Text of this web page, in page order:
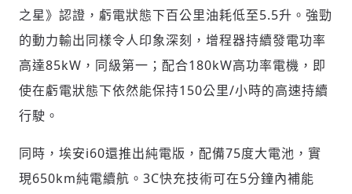
之星》認證，虧電狀態下百公里油耗低至5.5升。強勁
的動力輸出同樣令人印象深刻，增程器持續發電功率
高達85kW，同級第一；配合180kW高功率電機，即
使在虧電狀態下依然能保持150公里/小時的高速持續
行駛。
同時，埃安i60還推出純電版，配備75度大電池，實
現650km純電續航。3C快充技術可在5分鐘內補能